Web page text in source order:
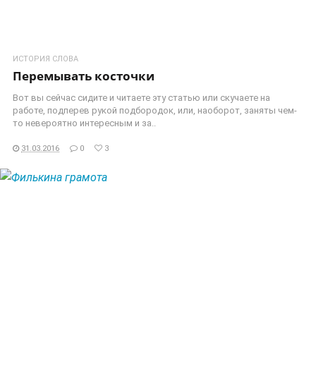
ИСТОРИЯ СЛОВА
Перемывать косточки
Вот вы сейчас сидите и читаете эту статью или скучаете на
работе, подперев рукой подбородок, или, наоборот, заняты чем-
то невероятно интересным и за..
31.03.2016 0 3